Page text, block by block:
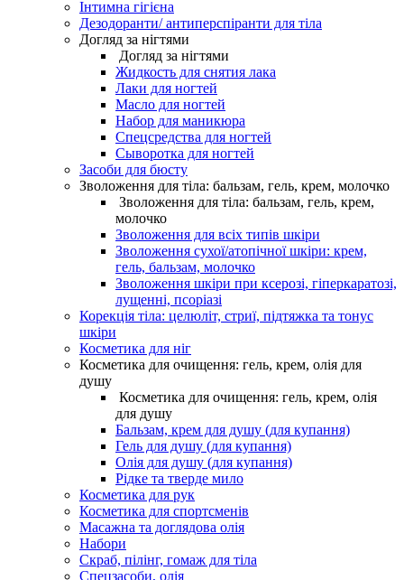
Інтимна гігієна
Дезодоранти/ антиперспіранти для тіла
Догляд за нігтями
Догляд за нігтями
Жидкость для снятия лака
Лаки для ногтей
Масло для ногтей
Набор для маникюра
Спецсредства для ногтей
Сыворотка для ногтей
Засоби для бюсту
Зволоження для тіла: бальзам, гель, крем, молочко
Зволоження для тіла: бальзам, гель, крем,
молочко
Зволоження для всіх типів шкіри
Зволоження сухої/атопічної шкіри: крем,
гель, бальзам, молочко
Зволоження шкіри при ксерозі, гіперкаратозі,
лущенні, псоріазі
Корекція тіла: целюліт, стриї, підтяжка та тонус
шкіри
Косметика для ніг
Косметика для очищення: гель, крем, олія для
душу
Косметика для очищення: гель, крем, олія
для душу
Бальзам, крем для душу (для купання)
Гель для душу (для купання)
Олія для душу (для купання)
Рідке та тверде мило
Косметика для рук
Косметика для спортсменів
Масажна та доглядова олія
Набори
Скраб, пілінг, гомаж для тіла
Спецзасоби, олія